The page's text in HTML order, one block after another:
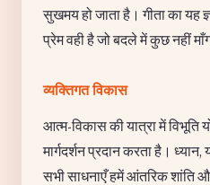
सुखमय हो जाता है। गीता का यह
प्रेम वही है जो बदले में कुछ नहीं
व्यक्तिगत विकास
आत्म-विकास की यात्रा में विभूति
मार्गदर्शन प्रदान करता है।
सभी साधनाएँ हमें आंतरिक शांति